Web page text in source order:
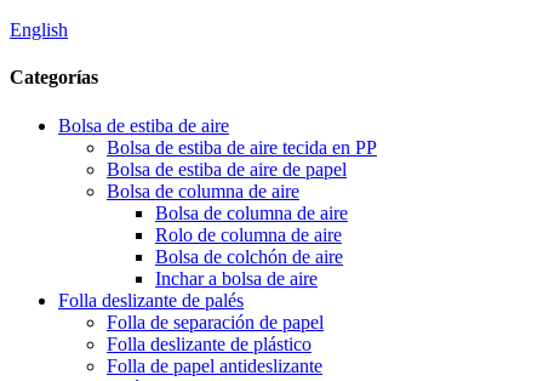
English
Categorías
Bolsa de estiba de aire
Bolsa de estiba de aire tecida en PP
Bolsa de estiba de aire de papel
Bolsa de columna de aire
Bolsa de columna de aire
Rolo de columna de aire
Bolsa de colchón de aire
Inchar a bolsa de aire
Folla deslizante de palés
Folla de separación de papel
Folla deslizante de plástico
Folla de papel antideslizante